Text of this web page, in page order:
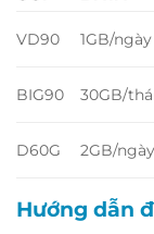
VD90 1GB/ngày
BIG90 30GB/
D60G 2GB/ngày
Hướng dẫn